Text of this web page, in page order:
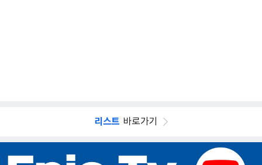
리스트 바로가기